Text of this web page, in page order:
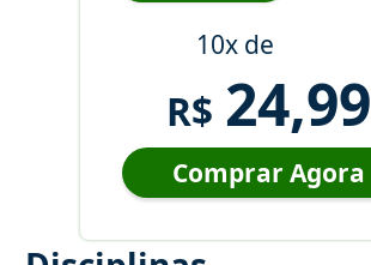
10x de
R$ 24,99
Comprar Agora